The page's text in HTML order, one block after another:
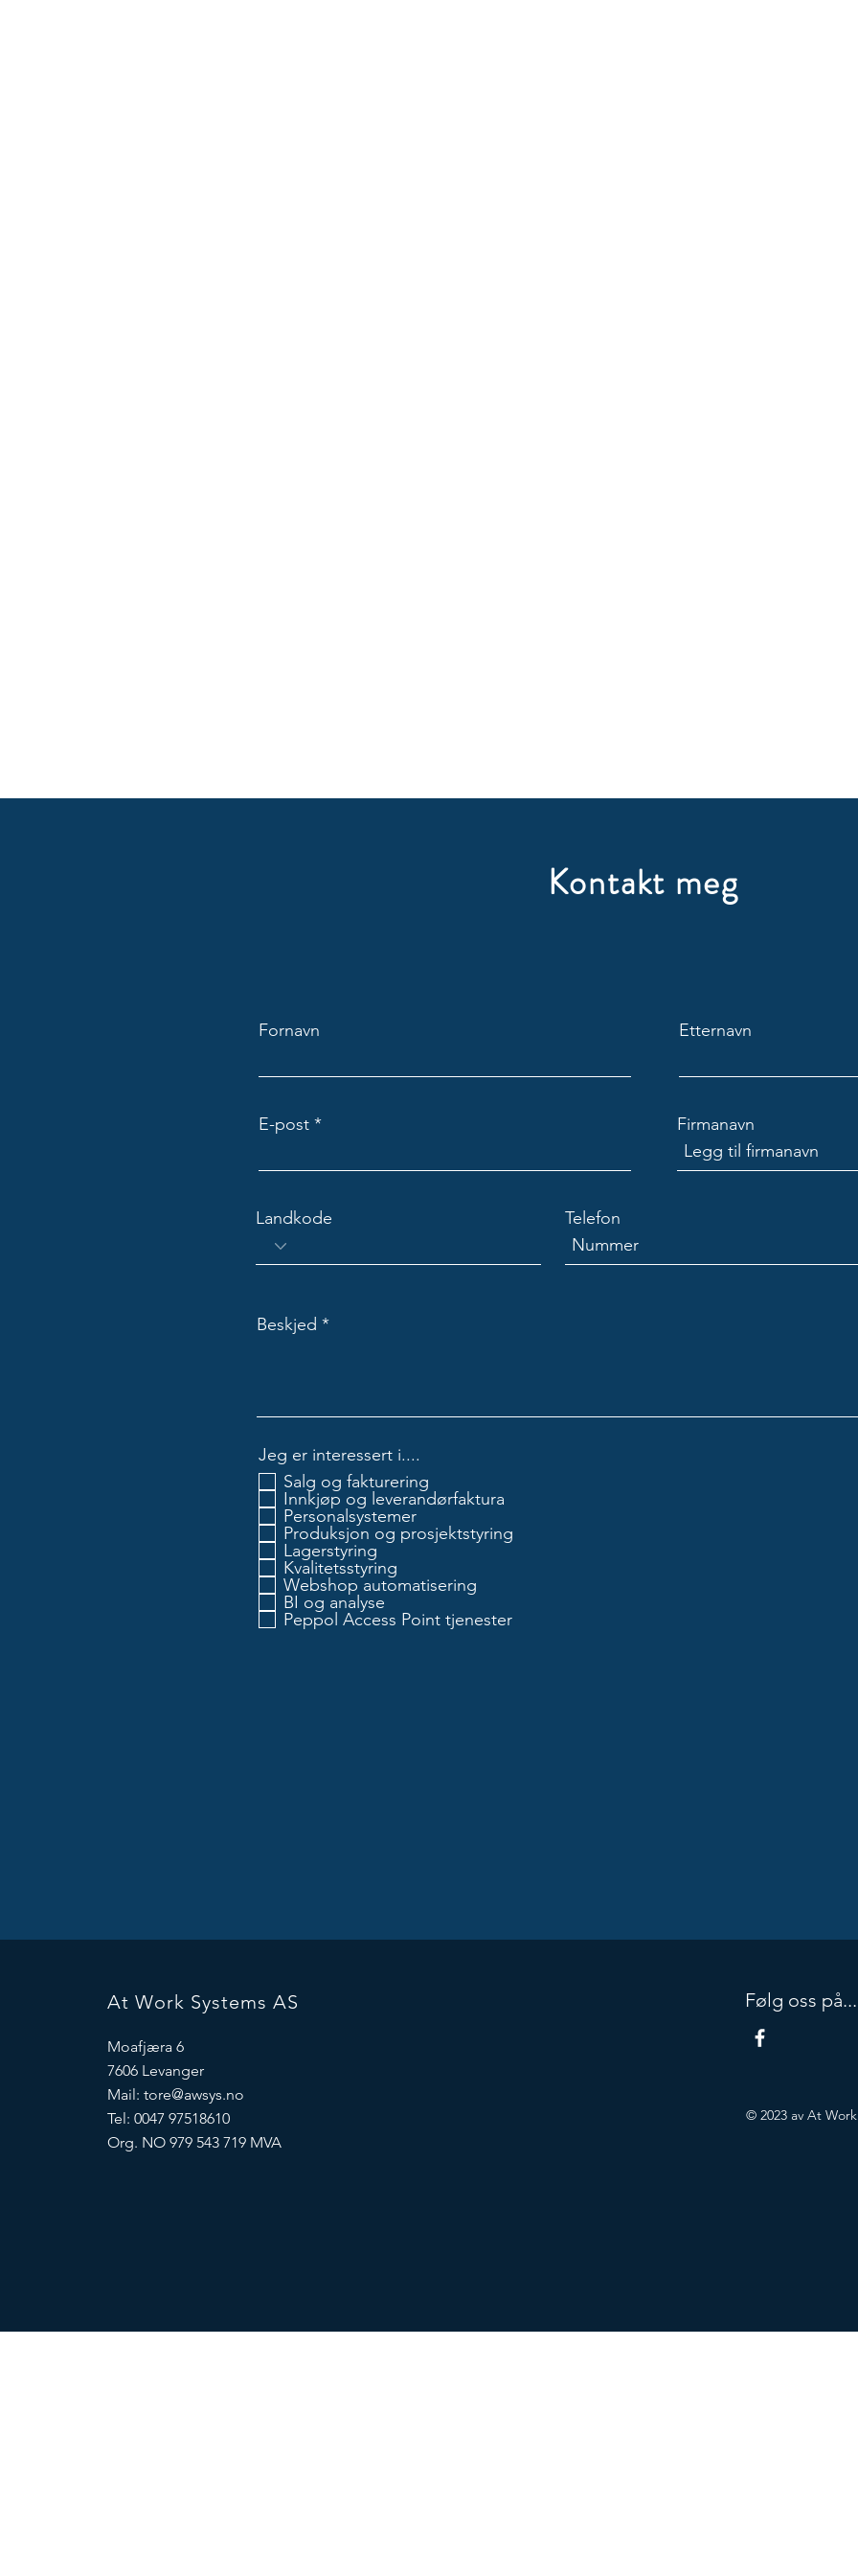
Kontakt meg
Fornavn Etternavn
E-post Firmanavn
Landkode Telefon
Beskjed
Jeg er interessert i....
Salg og fakturering
Innkjøp og leverandørfaktura
Personalsystemer
Produksjon og prosjektstyring
Lagerstyring
Kvalitetsstyring
Webshop automatisering
BI og analyse
Peppol Access Point tjenester
At Work Systems AS
Moafjæra 6
7606 Levanger
Mail:tore@awsys.no
Tel: 0047 97518610
Org. NO 979 543 719 MVA
Følg oss
© 2023 av At